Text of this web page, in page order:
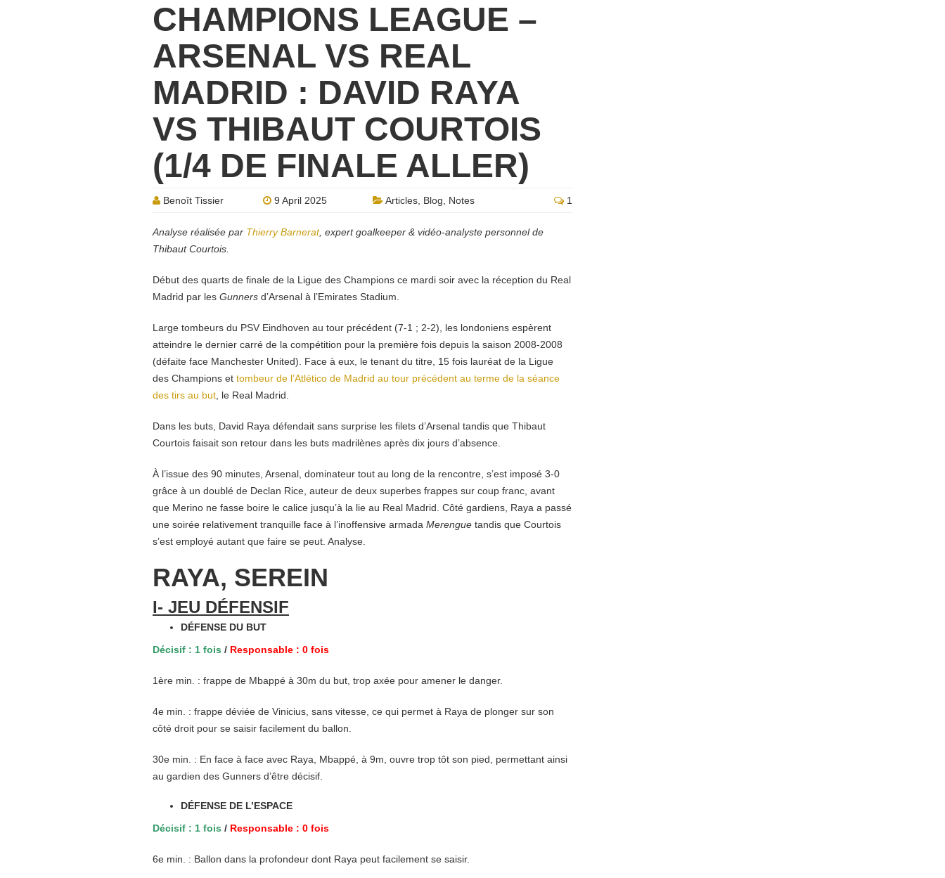
CHAMPIONS LEAGUE –
ARSENAL VS REAL
MADRID : DAVID RAYA
VS THIBAUT COURTOIS
(1/4 DE FINALE ALLER)
Benoît Tissier 9 April 2025 Articles Blog Notes 1
Analyse réalisée par Thierry Barnerat, expert goalkeeper & vidéo-analyste personnel de
Thibaut Courtois.
Début des quarts de finale de la Ligue des Champions ce mardi soir avec la réception du Real
Madrid par les Gunners d’Arsenal à l’Emirates Stadium.
Large tombeurs du PSV Eindhoven au tour précédent (7-1 ; 2-2), les londoniens espèrent
atteindre le dernier carré de la compétition pour la première fois depuis la saison 2008-2008
(défaite face Manchester United). Face à eux, le tenant du titre, 15 fois lauréat de la Ligue
des Champions et tombeur de l’Atlético de Madrid au tour précédent au terme de la séance
des tirs au but , le Real Madrid.
Dans les buts, David Raya défendait sans surprise les filets d’Arsenal tandis que Thibaut
Courtois faisait son retour dans les buts madrilènes après dix jours d’absence.
À l’issue des 90 minutes, Arsenal, dominateur tout au long de la rencontre, s’est imposé 3-0
grâce à un doublé de Declan Rice, auteur de deux superbes frappes sur coup franc, avant
que Merino ne fasse boire le calice jusqu’à la lie au Real Madrid. Côté gardiens, Raya a passé
une soirée relativement tranquille face à l’inoffensive armada Merengue tandis que Courtois
s’est employé autant que faire se peut. Analyse.
RAYA, SEREIN
I- JEU DÉFENSIF
DÉFENSE DU BUT
Décisif : 1 fois / Responsable : 0 fois
1ère min. : frappe de Mbappé à 30m du but, trop axée pour amener le danger.
4e min. : frappe déviée de Vinicius, sans vitesse, ce qui permet à Raya de plonger sur son
côté droit pour se saisir facilement du ballon.
30e min. : En face à face avec Raya, Mbappé, à 9m, ouvre trop tôt son pied, permettant ainsi
au gardien des Gunners d’être décisif.
DÉFENSE DE L’ESPACE
Décisif : 1 fois / Responsable : 0 fois
6e min. : Ballon dans la profondeur dont Raya peut facilement se saisir.